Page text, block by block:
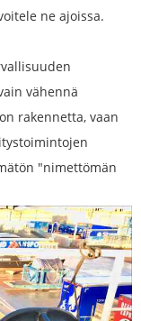
ne ajoissa.
vähennä
rakennetta, vaan
"nimettömän